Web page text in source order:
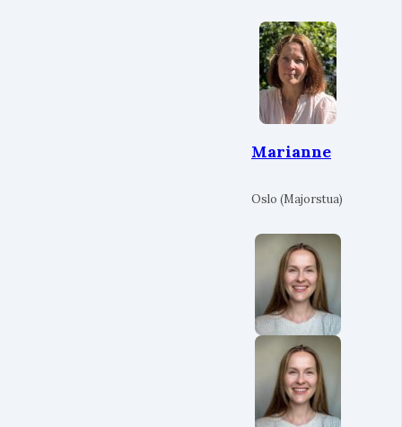
Marianne
Oslo (Majorstua)